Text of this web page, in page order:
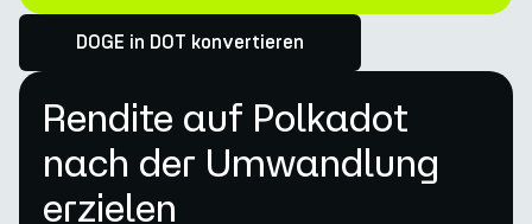
DOGE in DOT konvertieren
Rendite auf Polkadot
nach der Umwandlung
erzielen